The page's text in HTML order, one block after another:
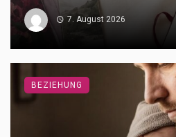
7. August 2026
BEZIEHUNG